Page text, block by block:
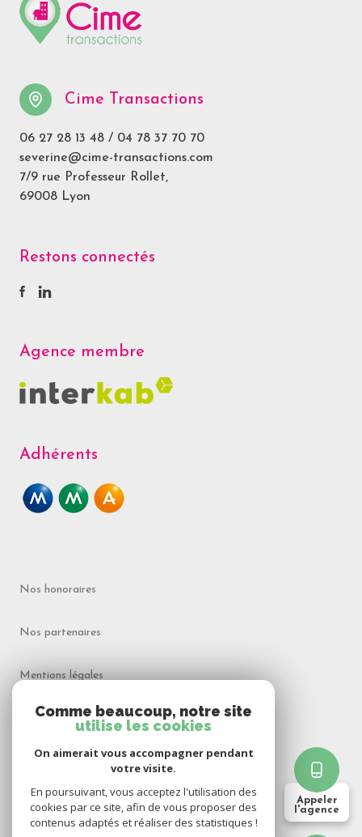
Appeler
l'agence
Cime Transactions
06 27 28 13 48 / 04 78 37 70 70
severine@cime-transactions.com
7/9 rue Professeur Rollet,
69008 Lyon
Restons connectés
Agence membre
Adhérents
Nos honoraires
Nos partenaires
Mentions légales
Admin
Cookies
Comme beaucoup, notre site
utilise les cookies
On aimerait vous accompagner pendant
votre visite.
En poursuivant, vous acceptez l'utilisation des
cookies par ce site, afin de vous proposer des
contenus adaptés et réaliser des statistiques !